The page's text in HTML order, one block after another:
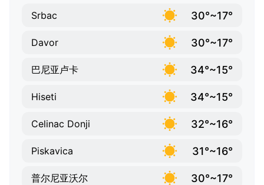
Srbac 30°~17°
Davor 30°~17°
巴尼亚卢卡 34°~15°
Hiseti 34°~15°
Celinac Donji 32°~16°
Piskavica 31°~16°
普尔尼亚沃尔 30°~17°